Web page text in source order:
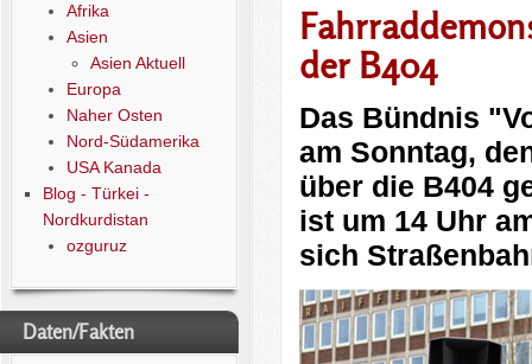
Afrika
Asien
Asien Aktuell
Europa
Naher Osten
Nord-Südamerika
USA Kanada
Blog - Türkei -
Nordkurdistan
ozguruz
Daten/Fakten
der B404
Das Bündnis
am Sonntag,
über die B404
ist um 14 Uhr
sich